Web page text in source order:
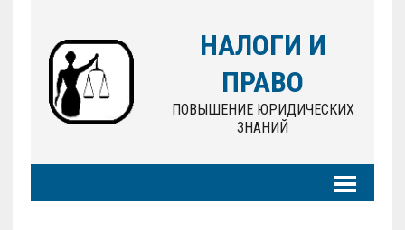
НАЛОГИ И
ПРАВО
ПОВЫШЕНИЕ ЮРИДИЧЕСКИХ
ЗНАНИЙ